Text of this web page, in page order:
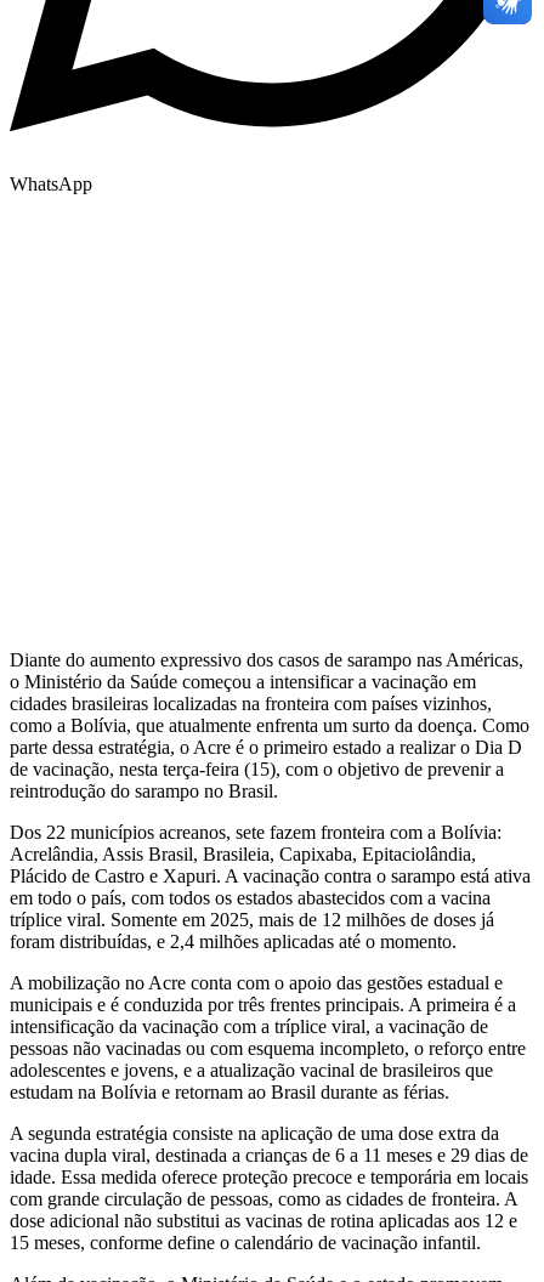
WhatsApp
Diante do aumento expressivo dos casos de sarampo nas Américas,
o Ministério da Saúde começou a intensificar a vacinação em
cidades brasileiras localizadas na fronteira com países vizinhos,
como a Bolívia, que atualmente enfrenta um surto da doença. Como
parte dessa estratégia, o Acre é o primeiro estado a realizar o Dia D
de vacinação, nesta terça-feira (15), com o objetivo de prevenir a
reintrodução do sarampo no Brasil.
Dos 22 municípios acreanos, sete fazem fronteira com a Bolívia:
Acrelândia, Assis Brasil, Brasileia, Capixaba, Epitaciolândia,
Plácido de Castro e Xapuri. A vacinação contra o sarampo está ativa
em todo o país, com todos os estados abastecidos com a vacina
tríplice viral. Somente em 2025, mais de 12 milhões de doses já
foram distribuídas, e 2,4 milhões aplicadas até o momento.
A mobilização no Acre conta com o apoio das gestões estadual e
municipais e é conduzida por três frentes principais. A primeira é a
intensificação da vacinação com a tríplice viral, a vacinação de
pessoas não vacinadas ou com esquema incompleto, o reforço entre
adolescentes e jovens, e a atualização vacinal de brasileiros que
estudam na Bolívia e retornam ao Brasil durante as férias.
A segunda estratégia consiste na aplicação de uma dose extra da
vacina dupla viral, destinada a crianças de 6 a 11 meses e 29 dias de
idade. Essa medida oferece proteção precoce e temporária em locais
com grande circulação de pessoas, como as cidades de fronteira. A
dose adicional não substitui as vacinas de rotina aplicadas aos 12 e
15 meses, conforme define o calendário de vacinação infantil.